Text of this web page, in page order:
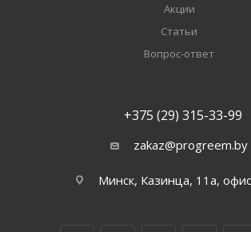
Акции
Статьи
Вопрос-ответ
+375 (29) 315-33-99
zakaz@progreem.by
Минск, Казинца, 11а,